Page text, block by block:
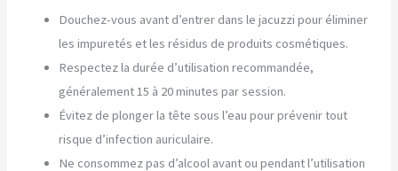
Douchez-vous avant d’entrer dans le jacuzzi pour éliminer
les impuretés et les résidus de produits cosmétiques.
Respectez la durée d’utilisation recommandée,
généralement 15 à 20 minutes par session.
Évitez de plonger la tête sous l’eau pour prévenir tout
risque d’infection auriculaire.
Ne consommez pas d’alcool avant ou pendant l’utilisation